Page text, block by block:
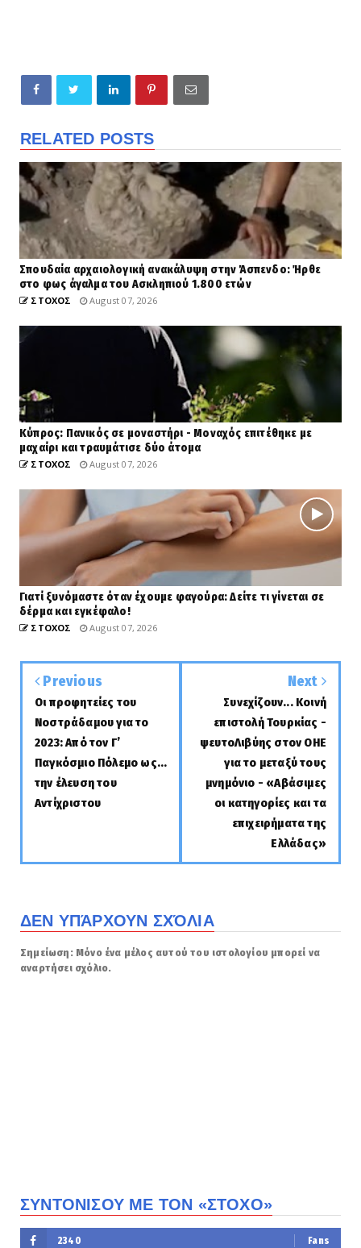
RELATED POSTS
Σπουδαία αρχαιολογική ανακάλυψη στην Άσπενδο: Ήρθε
στο φως άγαλμα του Ασκληπιού 1.800 ετών
ΣΤΟΧΟΣ August 07, 2026
Κύπρος: Πανικός σε μοναστήρι - Μοναχός επιτέθηκε με
μαχαίρι και τραυμάτισε δύο άτομα
ΣΤΟΧΟΣ August 07, 2026
Γιατί ξυνόμαστε όταν έχουμε φαγούρα: Δείτε τι γίνεται σε
δέρμα και εγκέφαλο!
ΣΤΟΧΟΣ August 07, 2026
Previous
Οι προφητείες του
Νοστράδαμου για το
2023: Από τον Γ’
Παγκόσμιο Πόλεμο ως...
την έλευση του
Αντίχριστου
Next
Συνεχίζουν... Κοινή
επιστολή Τουρκίας -
ψευτοΛιβύης στον ΟΗΕ
για το μεταξύ τους
μνημόνιο - «Αβάσιμες
οι κατηγορίες και τα
επιχειρήματα της
Ελλάδας»
ΔΕΝ ΥΠΆΡΧΟΥΝ ΣΧΌΛΙΑ
Σημείωση: Μόνο ένα μέλος αυτού του ιστολογίου μπορεί να
αναρτήσει σχόλιο.
ΣΥΝΤΟΝΙΣΟΥ ΜΕ ΤΟΝ «ΣΤΟΧΟ»
2340 Fans